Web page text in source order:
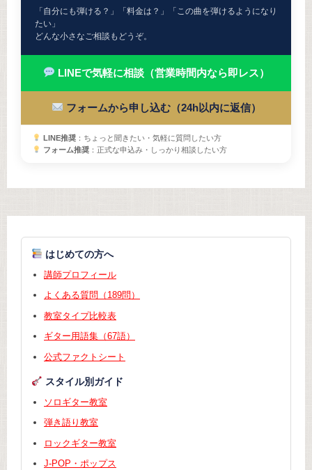
「自分にも弾ける？」「料金は？」「この曲を弾けるようになり
たい」
どんな小さなご相談もどうぞ。
LINEで気軽に相談（営業時間内なら即レス）
フォームから申し込む（24h以内に返信）
LINE推奨：ちょっと聞きたい・気軽に質問したい方
フォーム推奨：正式な申込み・しっかり相談したい方
はじめての方へ
講師プロフィール
よくある質問（189問）
教室タイプ比較表
ギター用語集（67語）
公式ファクトシート
スタイル別ガイド
ソロギター教室
弾き語り教室
ロックギター教室
J-POP・ポップス